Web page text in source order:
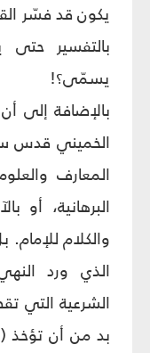
يكون قد فسّر
بالتفسير حتى
يسمّى؟!
بالإضافة إلى
الخميني قدس
المعارف
البرهانية، أو
والكلام
الذي ورد
الشرعية التي
بد من أن تؤخذ